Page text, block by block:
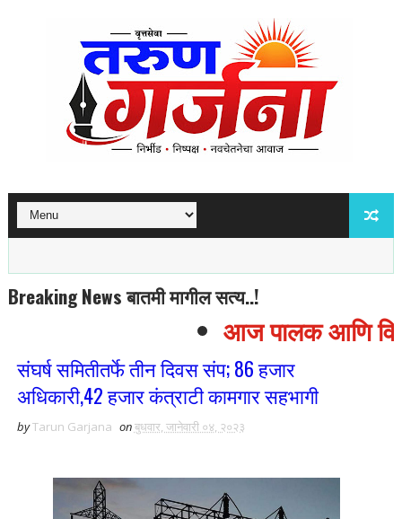
Breaking News बातमी मागील सत्य..!
आज पालक आणि
संघर्ष समितीतर्फे तीन दिवस संप; 86 हजार
अधिकारी,42 हजार कंत्राटी कामगार सहभागी
byTarun Garjana onबुधवार, जानेवारी ०४, २०२३